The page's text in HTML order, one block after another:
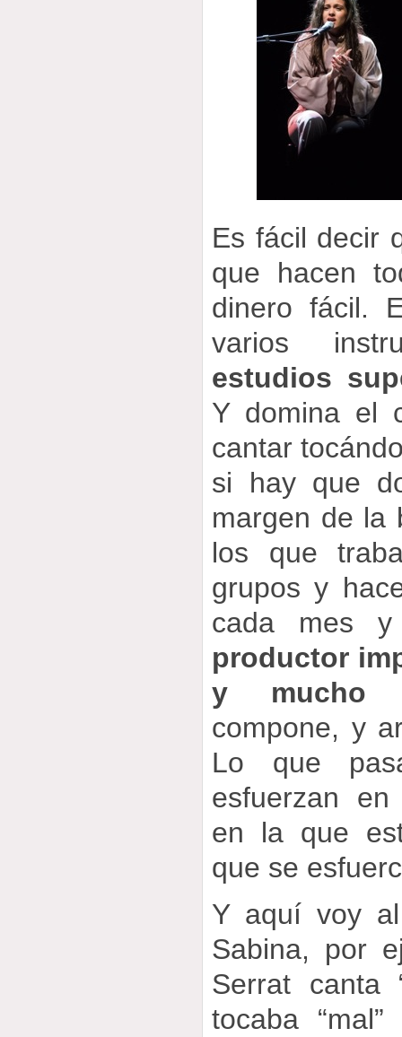
Es fácil decir
que hacen
dinero fácil.
varios
estudios
Y domina el
cantar
si hay que
margen de la
los que
grupos y
cada mes
productor
y mucho
compone, y
Lo que
esfuerzan
en la que
que se
Y aquí voy
Sabina, por
Serrat canta
tocaba